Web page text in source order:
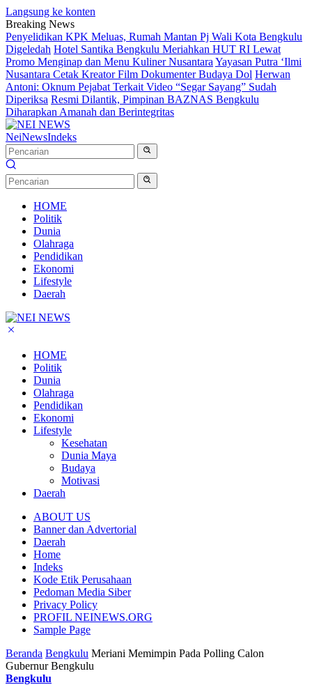
Langsung ke konten
Breaking News
Penyelidikan KPK Meluas, Rumah Mantan Pj Wali Kota Bengkulu
Digeledah Hotel Santika Bengkulu Meriahkan HUT RI Lewat
Promo Menginap dan Menu Kuliner Nusantara Yayasan Putra ‘Ilmi
Nusantara Cetak Kreator Film Dokumenter Budaya Dol Herwan
Antoni: Oknum Pejabat Terkait Video “Segar Sayang” Sudah
Diperiksa Resmi Dilantik, Pimpinan BAZNAS Bengkulu
Diharapkan Amanah dan Berintegritas
NeiNewsIndeks
HOME
Politik
Dunia
Olahraga
Pendidikan
Ekonomi
Lifestyle
Daerah
HOME
Politik
Dunia
Olahraga
Pendidikan
Ekonomi
Lifestyle
Kesehatan
Dunia Maya
Budaya
Motivasi
Daerah
ABOUT US
Banner dan Advertorial
Daerah
Home
Indeks
Kode Etik Perusahaan
Pedoman Media Siber
Privacy Policy
PROFIL NEINEWS.ORG
Sample Page
Beranda Bengkulu Meriani Memimpin Pada Polling Calon
Gubernur Bengkulu
Bengkulu